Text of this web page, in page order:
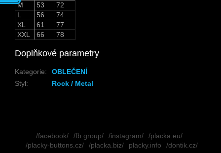
M
53
72
L
56
74
XL
61
77
XXL
66 78
Doplňkové parametry
Kategorie:
OBLEČENÍ
Styl: Rock / Metal
/facebook/ /fb group/ /instagram/
/placka.eu/
/placky-buttons.cz/
/placka.biz/ placky.info /dontik.cz/